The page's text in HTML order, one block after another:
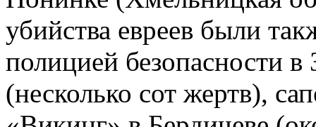
убийства евреев были
полицией безопасности
(несколько сот жертв),